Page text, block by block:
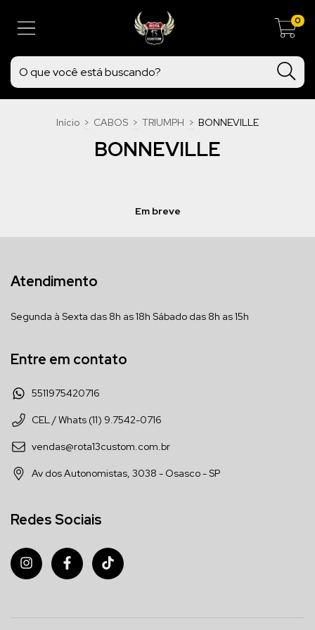
0
Início > CABOS > TRIUMPH > BONNEVILLE
BONNEVILLE
Em breve
Atendimento
Segunda à Sexta das 8h as 18h Sábado das 8h as 15h
Entre em contato
5511975420716
CEL / Whats (11) 9.7542-0716
vendas@rota13custom.com.br
Av dos Autonomistas, 3038 - Osasco - SP
Redes Sociais